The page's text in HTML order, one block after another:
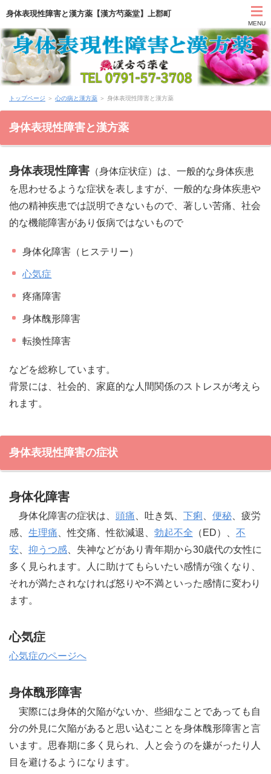
身体表現性障害と漢方薬【漢方芍薬堂】上郡町
MENU
HOME
カウンセリング
アクセス
お問い合わせ
トップページ ＞ 心の病と漢方薬 ＞ 身体表現性障害と漢方薬
身体表現性障害と漢方薬
身体表現性障害 （身体症状症）は、一般的な身体疾患
を思わせるような症状を表しますが、一般的な身体疾患や
他の精神疾患では説明できないもので、著しい苦痛、社会
的な機能障害があり仮病ではないもので
身体化障害（ヒステリー）
心気症
疼痛障害
身体醜形障害
転換性障害
などを総称しています。
背景には、社会的、家庭的な人間関係のストレスが考えら
れます。
身体表現性障害の症状
身体化障害
身体化障害の症状は、 頭痛 、吐き気、 下痢 便秘 、疲労
感、 生理痛 、性交痛、性欲減退、 勃起不全 （ED）、 不
安
抑うつ感 、失神などがあり青年期から30歳代の女性に
多く見られます。人に助けてもらいたい感情が強くなり、
それが満たされなければ怒りや不満といった感情に変わり
ます。
心気症
心気症のページへ
身体醜形障害
実際には身体的欠陥がないか、些細なことであっても自
分の外見に欠陥があると思い込むことを身体醜形障害と言
います。思春期に多く見られ、人と会うのを嫌がったり人
目を避けるようになります。